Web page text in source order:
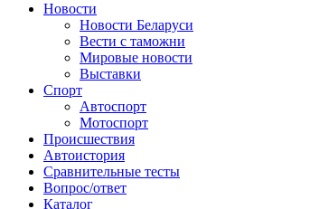
Сайт про автомобили
Новости
Новости Беларуси
Вести с таможни
Мировые новости
Выставки
Спорт
Автоспорт
Мотоспорт
Происшествия
Автоистория
Сравнительные тесты
Вопрос/ответ
Каталог